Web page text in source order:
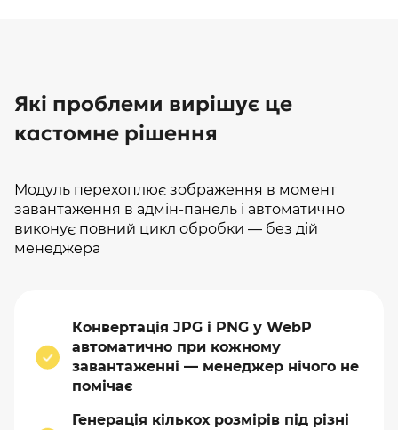
Які проблеми вирішує це
кастомне рішення
Модуль перехоплює зображення в момент
завантаження в адмін-панель і автоматично
виконує повний цикл обробки — без дій
менеджера
Конвертація JPG і PNG у WebP
автоматично при кожному
завантаженні — менеджер нічого не
помічає
Генерація кількох розмірів під різні